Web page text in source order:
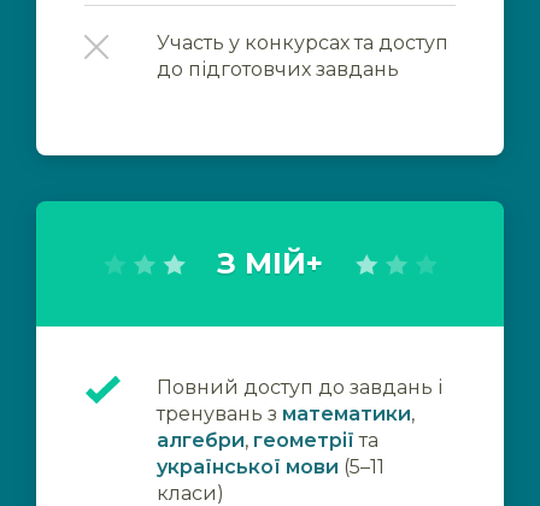
Участь у конкурсах та доступ
до підготовчих завдань
З МІЙ+
Повний доступ до завдань і
тренувань з математики,
алгебри, геометрії та
української мови (5–11
класи)